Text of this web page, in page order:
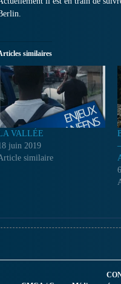
similaires
VALLÉE
juin 2019
similaire